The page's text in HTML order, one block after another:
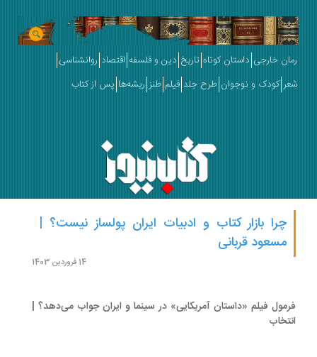
خارجی داستان کوتاه تاریخ دین و فلسفه اقتصاد روانشناسی
کودک و نوجوان طرح جلد فیلم طنز ریشه‌ها پس از کتاب
چرا بازار کتاب و ادبیات ایران پولساز نیست؟ |
مسعود قربانی
فیلم «داستان آمریکایی» در سینما و ایران جواب می‌دهد؟ |